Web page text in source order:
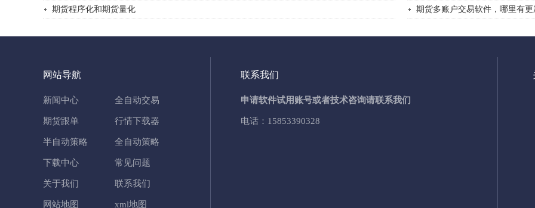
期货程序化和期货量化
期货多账户交易软件，哪里有
网站导航
新闻中心 全自动交易
期货跟单 行情下载器
半自动策略 全自动策略
下载中心 常见问题
关于我们 联系我们
网站地图 xml地图
联系我们
申请软件试用账号或者技术咨询请联系我们
电话： 15853390328